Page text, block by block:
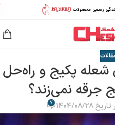
پکیج و راه‌حل
جرقه نمی‌زند؟
1404/08/28
7